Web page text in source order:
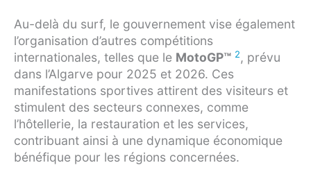
Au-delà du surf, le gouvernement vise également
l’organisation d’autres compétitions
internationales, telles que le MotoGP™ 2, prévu
dans l’Algarve pour 2025 et 2026. Ces
manifestations sportives attirent des visiteurs et
stimulent des secteurs connexes, comme
l’hôtellerie, la restauration et les services,
contribuant ainsi à une dynamique économique
bénéfique pour les régions concernées.